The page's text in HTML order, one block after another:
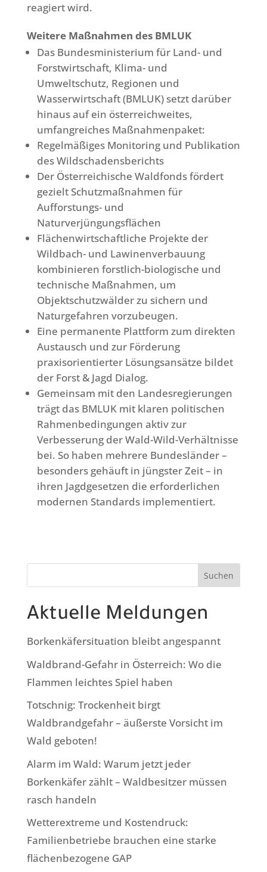
reagiert wird.
Weitere Maßnahmen des BMLUK
Das Bundesministerium für Land- und
Forstwirtschaft, Klima- und
Umweltschutz, Regionen und
Wasserwirtschaft (BMLUK) setzt darüber
hinaus auf ein österreichweites,
umfangreiches Maßnahmenpaket:
Regelmäßiges Monitoring und Publikation
des Wildschadensberichts
Der Österreichische Waldfonds fördert
gezielt Schutzmaßnahmen für
Aufforstungs- und
Naturverjüngungsflächen
Flächenwirtschaftliche Projekte der
Wildbach- und Lawinenverbauung
kombinieren forstlich-biologische und
technische Maßnahmen, um
Objektschutzwälder zu sichern und
Naturgefahren vorzubeugen.
Eine permanente Plattform zum direkten
Austausch und zur Förderung
praxisorientierter Lösungsansätze bildet
der Forst & Jagd Dialog.
Gemeinsam mit den Landesregierungen
trägt das BMLUK mit klaren politischen
Rahmenbedingungen aktiv zur
Verbesserung der Wald-Wild-Verhältnisse
bei. So haben mehrere Bundesländer –
besonders gehäuft in jüngster Zeit – in
ihren Jagdgesetzen die erforderlichen
modernen Standards implementiert.
Suchen
Aktuelle Meldungen
Borkenkäfersituation bleibt angespannt
Waldbrand-Gefahr in Österreich: Wo die
Flammen leichtes Spiel haben
Totschnig: Trockenheit birgt
Waldbrandgefahr – äußerste Vorsicht im
Wald geboten!
Alarm im Wald: Warum jetzt jeder
Borkenkäfer zählt – Waldbesitzer müssen
rasch handeln
Wetterextreme und Kostendruck:
Familienbetriebe brauchen eine starke
flächenbezogene GAP